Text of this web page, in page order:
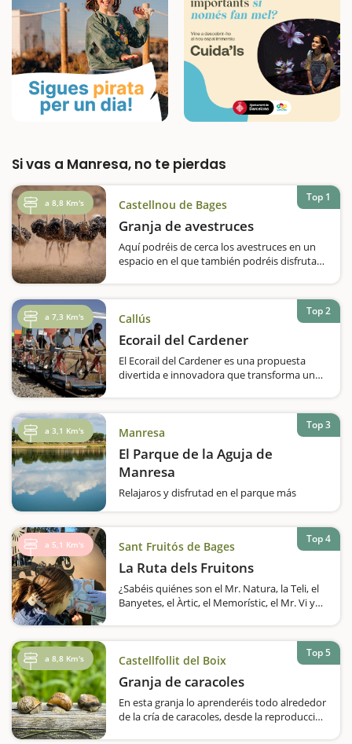
Si vas a Manresa, no te pierdas
a 8,8 Km's Castellnou de Bages
Granja de avestruces
Aquí podréis de cerca los avestruces en un
espacio en el que también podréis disfrutar
teniendo en cuenta los animales que…
Top 1
a 7,3 Km's Callús
Ecorail del Cardener
El Ecorail del Cardener es una propuesta
divertida e innovadora que transforma un
pedalear por vías de tren en medio de la
naturaleza? ¡Esta…
Top 2
a 3,1 Km's Manresa
El Parque de la Aguja de
Manresa
Relajaros y disfrutad en el parque más
Manresa hay un gran lago artificial de 64.000
metros cuadrados y que, a su…
Top 3
a 5,1 Km's Sant Fruitós de Bages
La Ruta dels Fruitons
¿Sabéis quiénes son el Mr. Natura, la Teli, el
Banyetes, el Àrtic, el Memorístic, el Mr. Vi y
en siete puntos de Sant Fruitós…
Top 4
a 8,8 Km's Castellfollit del Boix
Granja de caracoles
En esta granja lo aprenderéis todo alrededor
de la cría de caracoles, desde la reproducción
Top 5